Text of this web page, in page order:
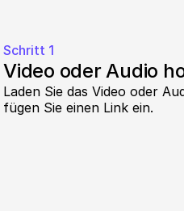
Schritt 1
Video oder Audio
Laden Sie das Video oder
fügen Sie einen Link ein.